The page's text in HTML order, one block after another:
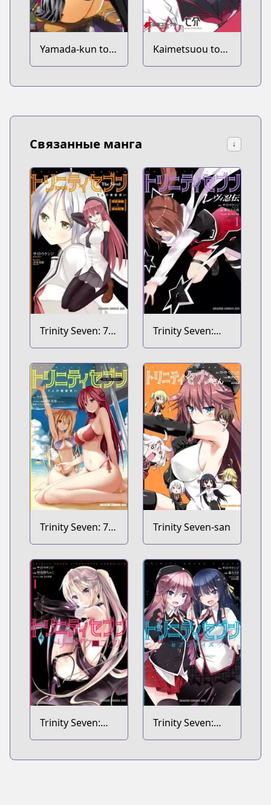
Yamada-kun to
7-nin no Majo
Kaimetsuou to
12-nin no Hoshi
Связанные манга ↓
Trinity Seven: 7-
nin no
Mashotsukai
The Novel
Trinity Seven:
Levi Ninden
Trinity Seven: 7-
nin no
Mashotsukai
Comic Anthology
Trinity Seven-san
Trinity Seven:
Liese Chronicle
Trinity Seven:
Seven Days